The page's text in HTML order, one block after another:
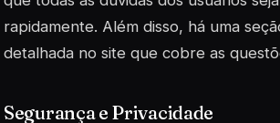
rapidamente. Além disso, há uma
detalhada no site que cobre as
Segurança e Privacidade